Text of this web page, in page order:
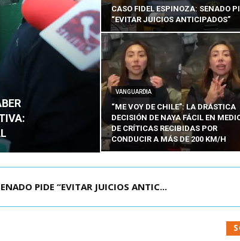
CASO FIDEL ESPINOZA: SENADO
“EVITAR JUICIOS ANTICIPADOS”
VANGUARDIA
“ME VOY DE CHILE”: LA DRÁSTICA
DECISIÓN DE NAYA FÁCIL EN
DE CRÍTICAS RECIBIDAS POR
CONDUCIR A MÁS DE 200 KM/H
ADMISIBLES LOS TRES REQU...